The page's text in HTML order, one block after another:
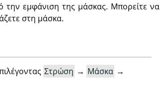
την εμφάνιση της μάσκας. Μπορείτε να
στη μάσκα.
Στρώση → Μάσκα →